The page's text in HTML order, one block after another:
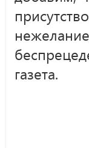
газета.